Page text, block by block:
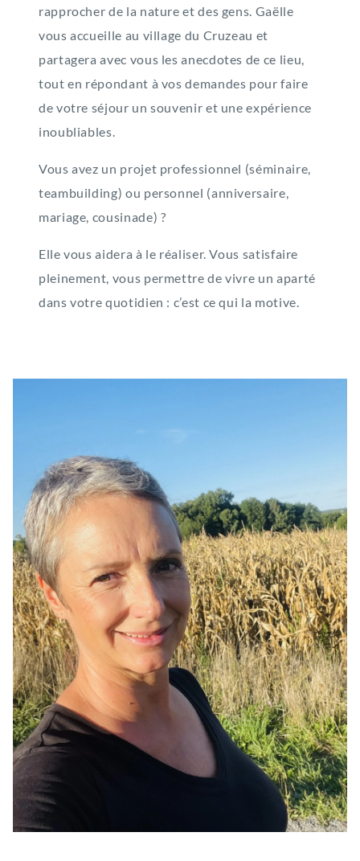
rapprocher de la nature et des gens. Gaëlle
vous accueille au village du Cruzeau et
partagera avec vous les anecdotes de ce lieu,
tout en répondant à vos demandes pour faire
de votre séjour un souvenir et une expérience
inoubliables.
Vous avez un projet professionnel (séminaire,
teambuilding) ou personnel (anniversaire,
mariage, cousinade) ?
Elle vous aidera à le réaliser. Vous satisfaire
pleinement, vous permettre de vivre un aparté
dans votre quotidien : c’est ce qui la motive.